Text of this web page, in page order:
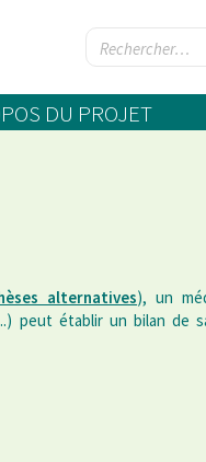
DU PROJET
alternatives), un
peut établir un bilan de